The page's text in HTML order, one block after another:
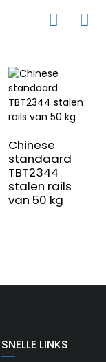
Chinese
standaard
TBT2344
stalen rails
van 50 kg
SNELLE LINKS